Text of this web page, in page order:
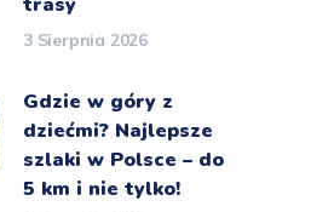
3 Sierpnia 2026
Gdzie w góry z
dziećmi? Najlepsze
szlaki w Polsce – do
5 km i nie tylko!